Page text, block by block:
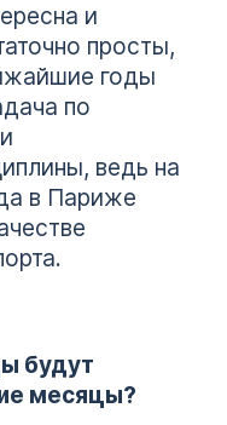
и
просты,
годы
по
ведь на
в Париже
будут
месяцы?